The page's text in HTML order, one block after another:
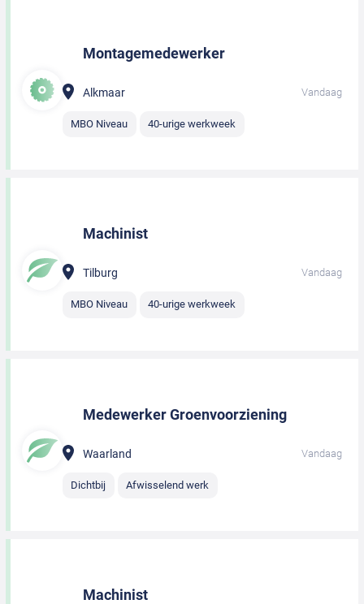
Montagemedewerker
Alkmaar Vandaag
MBO Niveau 40-urige werkweek
Machinist
Tilburg Vandaag
MBO Niveau 40-urige werkweek
Medewerker Groenvoorziening
Waarland Vandaag
Dichtbij Afwisselend werk
Machinist